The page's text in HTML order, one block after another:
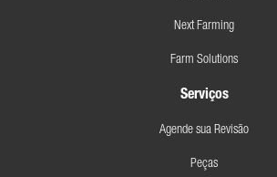
Next Farming
Farm Solutions
Serviços
Agende sua Revisão
Peças